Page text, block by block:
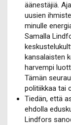
äänestäjiä.
uusien
minulle
Samalla
kansalaisten
harvempi
Tämän
politiikkaa tai
Tiedän, että
ehdolla
Lindfors